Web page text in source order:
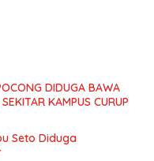
DIDUGA BAWA
KAMPUS CURUP
Seto Diduga